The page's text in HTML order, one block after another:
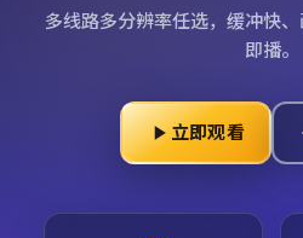
多线路多分辨率任选，缓冲快
即播。
立即观看